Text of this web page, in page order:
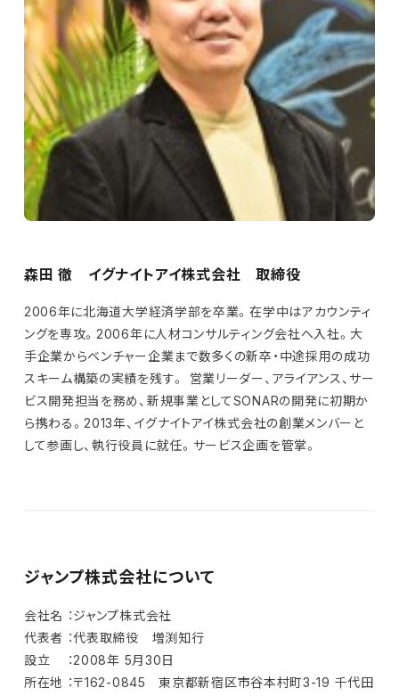
森田 徹 イグナイトアイ株式会社 取締役
2006年に北海道大学経済学部を卒業。在学中はアカウンティ
ングを専攻。2006年に人材コンサルティング会社へ入社。大
手企業からベンチャー企業まで数多くの新卒・中途採用の成功
スキーム構築の実績を残す。 営業リーダー、アライアンス、サー
ビス開発担当を務め、新規事業としてSONARの開発に初期か
ら携わる。2013年、イグナイトアイ株式会社の創業メンバーと
して参画し、執行役員に就任。サービス企画を管掌。
ジャンプ株式会社について
会社名 ：ジャンプ株式会社
代表者 ：代表取締役 増渕知行
設立 ：2008年 5月30日
所在地 ：〒162-0845 東京都新宿区市谷本村町3-19 千代田